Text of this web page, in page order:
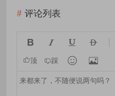
评论列表
   
顶 踩  